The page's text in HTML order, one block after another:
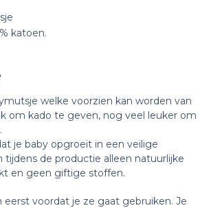
katoen.
welke voorzien kan worden van
om kado te geven, nog veel leuker om
je baby opgroeit in een veilige
de productie alleen natuurlijke
en geen giftige stoffen.
eerst voordat je ze gaat gebruiken. Je